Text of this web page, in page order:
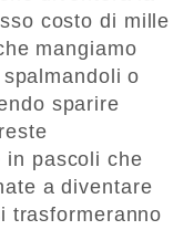
costo di mille
mangiamo
o
sparire
in pascoli che
a diventare
trasformeranno